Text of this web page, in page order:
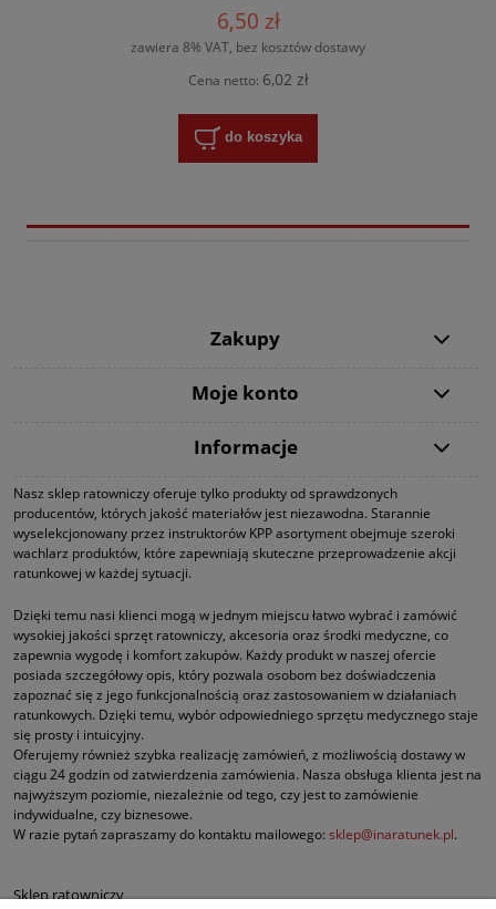
6,50 zł
zawiera 8% VAT, bez kosztów dostawy
Cena netto: 6,02 zł
do koszyka
Zakupy
Moje konto
Informacje
Nasz sklep ratowniczy oferuje tylko produkty od sprawdzonych
producentów, których jakość materiałów jest niezawodna. Starannie
wyselekcjonowany przez instruktorów KPP asortyment obejmuje szeroki
wachlarz produktów, które zapewniają skuteczne przeprowadzenie akcji
ratunkowej w każdej sytuacji.
Dzięki temu nasi klienci mogą w jednym miejscu łatwo wybrać i zamówić
wysokiej jakości sprzęt ratowniczy, akcesoria oraz środki medyczne, co
zapewnia wygodę i komfort zakupów. Każdy produkt w naszej ofercie
posiada szczegółowy opis, który pozwala osobom bez doświadczenia
zapoznać się z jego funkcjonalnością oraz zastosowaniem w działaniach
ratunkowych. Dzięki temu, wybór odpowiedniego sprzętu medycznego staje
się prosty i intuicyjny.
Oferujemy również szybka realizację zamówień, z możliwością dostawy w
ciągu 24 godzin od zatwierdzenia zamówienia. Nasza obsługa klienta jest na
najwyższym poziomie, niezależnie od tego, czy jest to zamówienie
indywidualne, czy biznesowe.
W razie pytań zapraszamy do kontaktu mailowego: sklep@inaratunek.pl.
Sklep ratowniczy